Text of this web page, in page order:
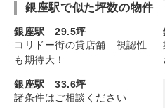
銀座駅で似た坪数の物件
銀座駅 29.5坪
コリドー街の貸店舗 視認性
も期待大！
銀座駅 33.6坪
諸条件はご相談ください